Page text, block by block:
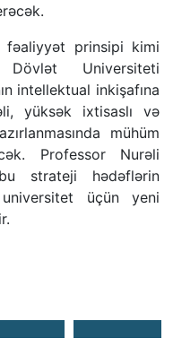
fəaliyyət prinsipi kimi
Dövlət Universiteti
intellektual inkişafına
yüksək ixtisaslı və
mühüm
Professor Nurəli
strateji hədəflərin
universitet üçün yeni